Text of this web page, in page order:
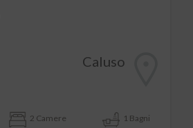
Caluso
2 Camere 1 Bagni